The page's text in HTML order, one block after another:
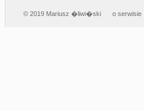
© 2019 Mariusz �liwi�ski o serwisie